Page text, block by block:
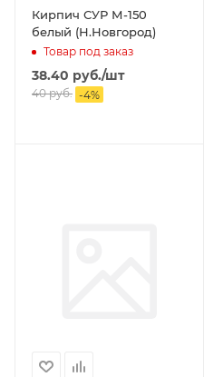
Кирпич СУР М-150
белый (Н.Новгород)
Товар под заказ
38.40 руб./шт
40руб. -4%